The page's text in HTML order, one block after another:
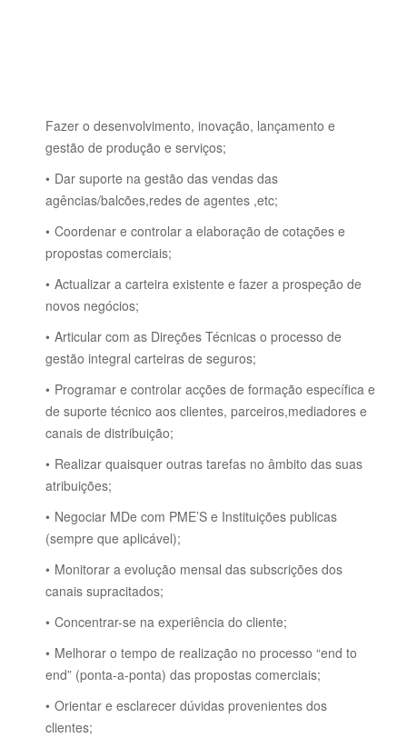
Fazer o desenvolvimento, inovação, lançamento e
gestão de produção e serviços;
Dar suporte na gestão das vendas das
agências/balcões,redes de agentes ,etc;
Coordenar e controlar a elaboração de cotações e
propostas comerciais;
Actualizar a carteira existente e fazer a prospeção de
novos negócios;
Articular com as Direções Técnicas o processo de
gestão integral carteiras de seguros;
Programar e controlar acções de formação específica e
de suporte técnico aos clientes, parceiros,mediadores e
canais de distribuição;
Realizar quaisquer outras tarefas no âmbito das suas
atribuições;
Negociar MDe com PME’S e Instituições publicas
(sempre que aplicável);
Monitorar a evolução mensal das subscrições dos
canais supracitados;
Concentrar-se na experiência do cliente;
Melhorar o tempo de realização no processo “end to
end” (ponta-a-ponta) das propostas comerciais;
Orientar e esclarecer dúvidas provenientes dos
clientes;